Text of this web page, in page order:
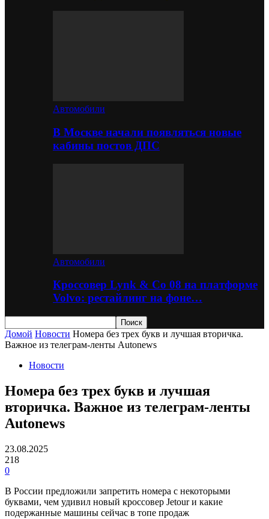
Автомобили
В Москве начали появляться новые
кабины постов ДПС
Автомобили
Кроссовер Lynk & Co 08 на платформе
Volvo: рестайлинг на фоне…
Домой Новости Номера без трех букв и лучшая вторичка.
Важное из телеграм-ленты Autonews
Новости
Номера без трех букв и лучшая
вторичка. Важное из телеграм-ленты
Autonews
23.08.2025
218
0
В России предложили запретить номера с некоторыми
буквами, чем удивил новый кроссовер Jetour и какие
подержанные машины сейчас в топе продаж